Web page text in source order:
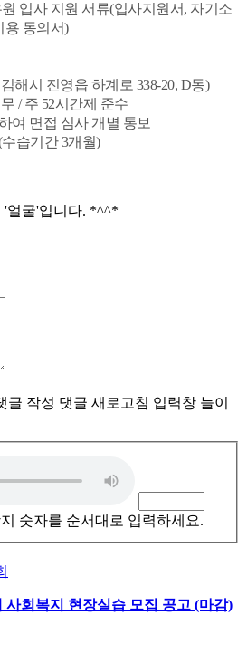
입사 지원 서류(입사지원서, 자기소
용 동의서)
해시 진영읍 하계로 338-20, D동)
/ 주 52시간제 준수
여 면접 심사 개별 통보
습기간 3개월)
'얼굴'입니다. *^^*
글 작성 댓글 새로고침 입력창 늘이
숫자를 순서대로 입력하세요.
사회복지 현장실습 모집 공고 (마감)